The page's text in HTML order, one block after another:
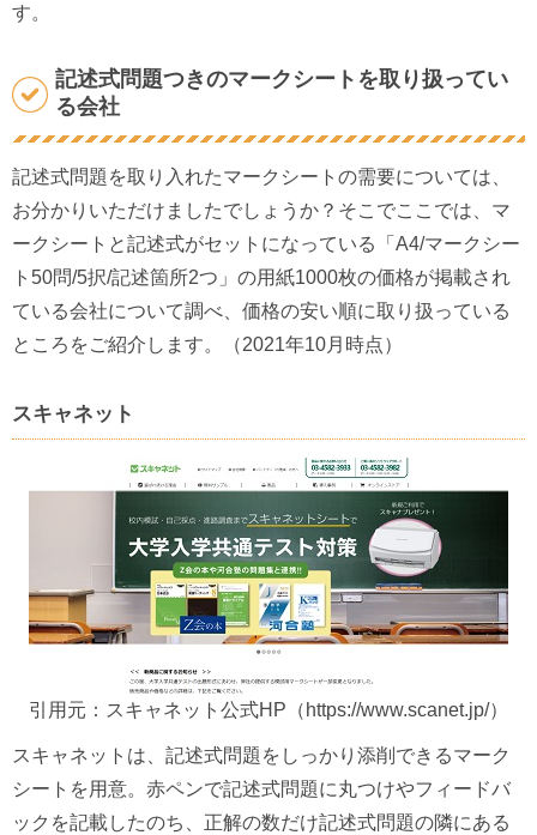
す。
記述式問題つきのマークシートを取り扱ってい
る会社
記述式問題を取り入れたマークシートの需要については、
お分かりいただけましたでしょうか？そこでここでは、マ
ークシートと記述式がセットになっている「A4/マークシー
ト50問/5択/記述箇所2つ」の用紙1000枚の価格が掲載され
ている会社について調べ、価格の安い順に取り扱っている
ところをご紹介します。（2021年10月時点）
スキャネット
引用元：スキャネット公式HP（https://www.scanet.jp/）
スキャネットは、記述式問題をしっかり添削できるマーク
シートを用意。赤ペンで記述式問題に丸つけやフィードバ
ックを記載したのち、正解の数だけ記述式問題の隣にある